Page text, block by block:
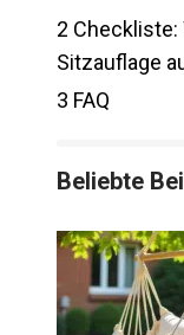
2 Checkliste:
Sitzauflage
3 FAQ
Beliebte